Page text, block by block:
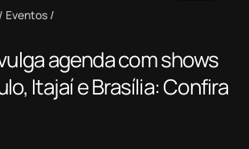
Eventos
agenda com shows
Itajaí e Brasília: Confira